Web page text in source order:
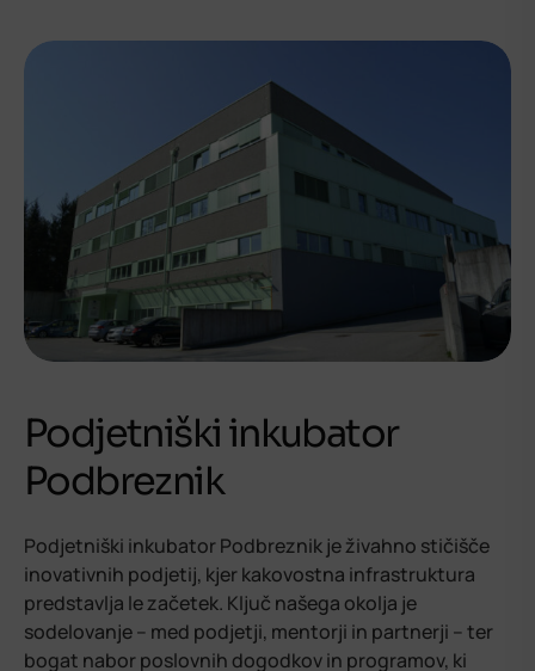
Podjetniški inkubator
Podbreznik
Podjetniški inkubator Podbreznik je živahno stičišče
inovativnih podjetij, kjer kakovostna infrastruktura
predstavlja le začetek. Ključ našega okolja je
sodelovanje – med podjetji, mentorji in partnerji – ter
bogat nabor poslovnih dogodkov in programov, ki